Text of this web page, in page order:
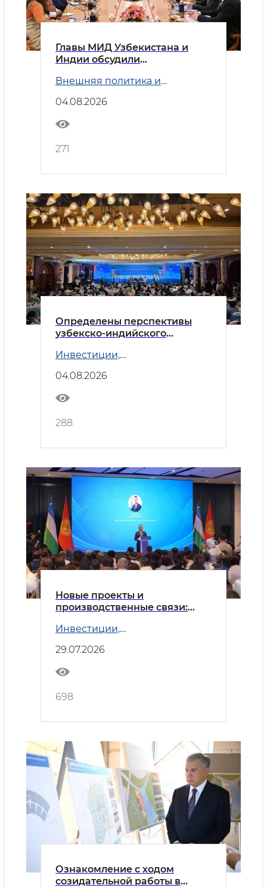
Главы МИД Узбекистана и
Индии обсудили
двустороннего
сотрудничества
Внешняя политика и
04.08.2026
271
Определены перспективы
узбекско-индийского
Инвестиции,
04.08.2026
288
Новые проекты и
производственные связи:
углубляют сотрудничество
Инвестиции,
29.07.2026
698
Ознакомление с ходом
созидательной работы в